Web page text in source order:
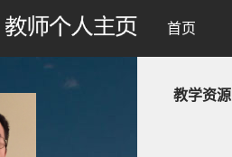
首页
教学资源